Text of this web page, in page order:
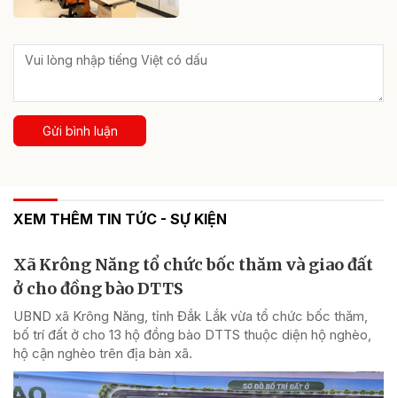
Gửi bình luận
XEM THÊM TIN TỨC - SỰ KIỆN
Xã Krông Năng tổ chức bốc thăm và giao đất
ở cho đồng bào DTTS
UBND xã Krông Năng, tỉnh Đắk Lắk vừa tổ chức bốc thăm,
bố trí đất ở cho 13 hộ đồng bào DTTS thuộc diện hộ nghèo,
hộ cận nghèo trên địa bàn xã.